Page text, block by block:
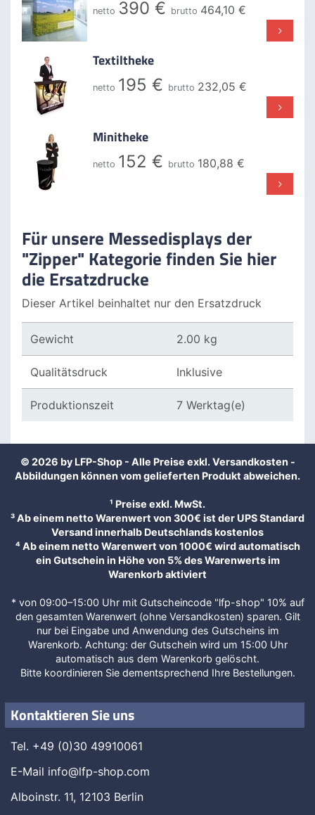
netto 390 € brutto 464,10 €
Textiltheke
netto 195 € brutto 232,05 €
Minitheke
netto 152 € brutto 180,88 €
Für unsere Messedisplays der
"Zipper" Kategorie finden Sie hier
die Ersatzdrucke
Dieser Artikel beinhaltet nur den Ersatzdruck
Gewicht 2.00 kg
Qualitätsdruck Inklusive
Produktionszeit 7 Werktag(e)
© 2026 by LFP-Shop - Alle Preise exkl.Versandkosten -
Abbildungen können vom gelieferten Produkt abweichen.
¹ Preise exkl. MwSt.
³ Ab einem netto Warenwert von 300€ ist der UPS Standard
Versand innerhalb Deutschlands kostenlos
⁴ Ab einem netto Warenwert von 1000€ wird automatisch
ein Gutschein in Höhe von 5% des Warenwerts im
Warenkorb aktiviert
* von 09:00–15:00 Uhr mit Gutscheincode "lfp-shop" 10% auf
den gesamten Warenwert (ohne Versandkosten) sparen. Gilt
nur bei Eingabe und Anwendung des Gutscheins im
Warenkorb. Achtung: der Gutschein wird um 15:00 Uhr
automatisch aus dem Warenkorb gelöscht.
Bitte koordinieren Sie dementsprechend Ihre Bestellungen.
Kontaktieren Sie uns
Tel. +49 (0)30 49910061
E-Mail info@lfp-shop.com
Alboinstr. 11, 12103 Berlin